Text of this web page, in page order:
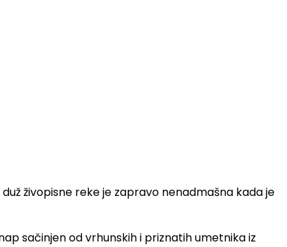
živopisne reke je zapravo nenadmašna kada je
sačinjen od vrhunskih i priznatih umetnika iz